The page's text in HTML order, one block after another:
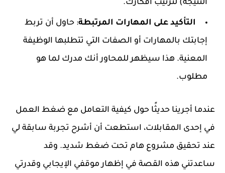
النتيجة) لترتيب أفكارك.
التأكيد على المهارات المرتبطة: حاول أن تربط
إجابتك بالمهارات أو الصفات التي تتطلبها الوظيفة
المعنية. هذا سيظهر للمحاور أنك مدرك لما هو
مطلوب.
عندما أجرينا حديثًا حول كيفية التعامل مع ضغط العمل
في إحدى المقابلات، استطعت أن أشرح تجربة سابقة لي
عند تحقيق مشروع هام تحت ضغط شديد. وقد
ساعدتني هذه القصة في إظهار موقفي الإيجابي وقدرتي